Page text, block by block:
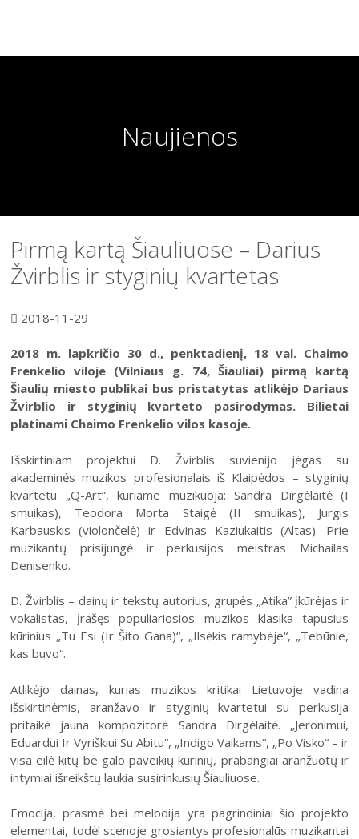
Naujienos
Pirmą kartą Šiauliuose – Darius
Žvirblis ir styginių kvartetas
2018-11-29
2018 m. lapkričio 30 d., penktadienį, 18 val. Chaimo
Frenkelio viloje (Vilniaus g. 74, Šiauliai) pirmą kartą
Šiaulių miesto publikai bus pristatytas atlikėjo Dariaus
Žvirblio ir styginių kvarteto pasirodymas. Bilietai
platinami Chaimo Frenkelio vilos kasoje.
Išskirtiniam projektui D. Žvirblis suvienijo jėgas su
akademinės muzikos profesionalais iš Klaipėdos – styginių
kvartetu „Q-Art”, kuriame muzikuoja: Sandra Dirgėlaitė (I
smuikas), Teodora Morta Staigė (II smuikas), Jurgis
Karbauskis (violončelė) ir Edvinas Kaziukaitis (Altas). Prie
muzikantų prisijungė ir perkusijos meistras Michailas
Denisenko.
D. Žvirblis – dainų ir tekstų autorius, grupės „Atika” įkūrėjas ir
vokalistas, įrašęs populiariosios muzikos klasika tapusius
kūrinius „Tu Esi (Ir Šito Gana)“, „Ilsėkis ramybėje“, „Tebūnie,
kas buvo“.
Atlikėjo dainas, kurias muzikos kritikai Lietuvoje vadina
išskirtinėmis, aranžavo ir styginių kvartetui su perkusija
pritaikė jauna kompozitorė Sandra Dirgėlaitė. „Jeronimui,
Eduardui Ir Vyriškiui Su Abitu“, „Indigo Vaikams“, „Po Visko“ – ir
visa eilė kitų be galo paveikių kūrinių, prabangiai aranžuotų ir
intymiai išreikštų laukia susirinkusių Šiauliuose.
Emocija, prasmė bei melodija yra pagrindiniai šio projekto
elementai, todėl scenoje grosiantys profesionalūs muzikantai